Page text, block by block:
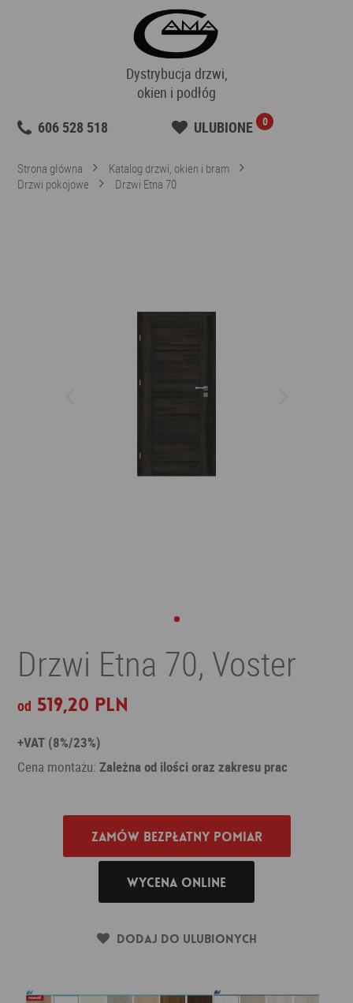
Dystrybucja drzwi,
okien i podłóg
606 528 518
ULUBIONE 0
Strona główna
Katalog drzwi, okien i bram
Drzwi pokojowe
Drzwi Etna 70
Drzwi Etna 70, Voster
od 519,20 PLN
+VAT (8%/23%)
Cena montażu:Zależna od ilości oraz zakresu prac
Zamów bezpłatny pomiar
Wycena online
Dodaj do ulubionych